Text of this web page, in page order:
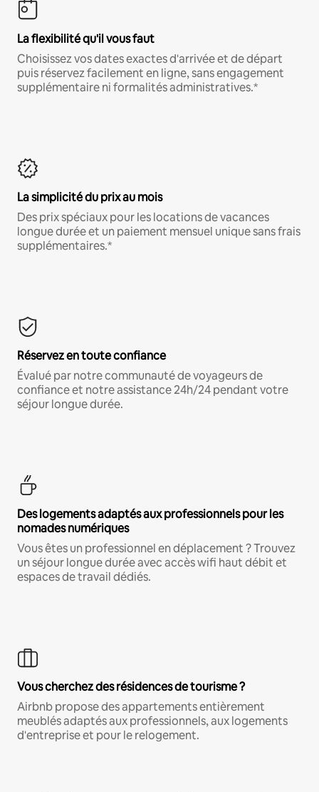
La flexibilité qu'il vous faut
Choisissez vos dates exactes d'arrivée et de départ
puis réservez facilement en ligne, sans engagement
supplémentaire ni formalités administratives.*
La simplicité du prix au mois
Des prix spéciaux pour les locations de vacances
longue durée et un paiement mensuel unique sans frais
supplémentaires.*
Réservez en toute confiance
Évalué par notre communauté de voyageurs de
confiance et notre assistance 24h/24 pendant votre
séjour longue durée.
Des logements adaptés aux professionnels pour les
nomades numériques
Vous êtes un professionnel en déplacement ? Trouvez
un séjour longue durée avec accès wifi haut débit et
espaces de travail dédiés.
Vous cherchez des résidences de tourisme ?
Airbnb propose des appartements entièrement
meublés adaptés aux professionnels, aux logements
d'entreprise et pour le relogement.